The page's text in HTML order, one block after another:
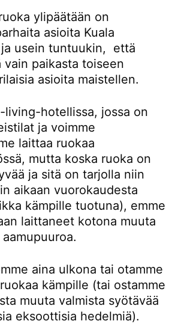
ylipäätään on
asioita Kuala
ja usein tuntuukin, että
vain paikasta toiseen
asioita maistellen.
living-hotellissa, jossa on
ja voimme
laittaa ruokaa
mutta koska ruoka on
ja sitä on tarjolla niin
aikaan vuorokaudesta
kämpille tuotuna), emme
laittaneet kotona muuta
aina ulkona tai otamme
kämpille (tai ostamme
muuta valmista syötävää
eksoottisia hedelmiä).